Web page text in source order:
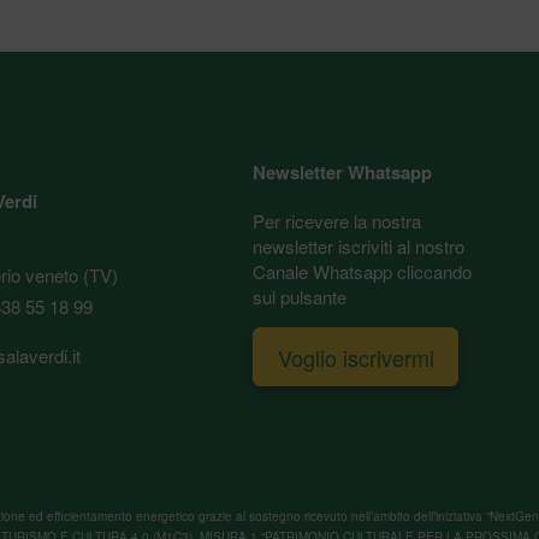
veneto (TV)
55 18 99
Newsletter Whatsapp
Per ricevere la nostra
newsletter iscriviti al nostro
Canale Whatsapp cliccando
sul pulsante
Voglio iscrivermi
ed efficientamento energetico grazie al sostegno ricevuto nell’ambito dell’iniziativa